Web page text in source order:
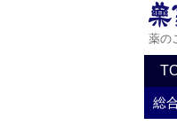
薬の
総